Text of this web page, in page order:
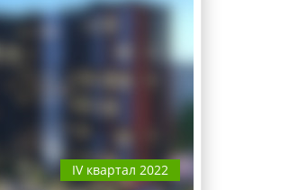
IV квартал 2022